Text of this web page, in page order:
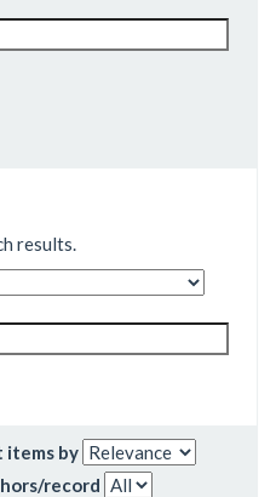
results.
items by
record